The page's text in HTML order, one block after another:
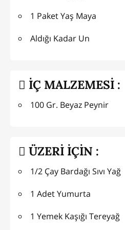
1 Paket Yaş Maya
Aldığı Kadar Un
İÇ MALZEMESİ :
100 Gr. Beyaz Peynir
ÜZERİ İÇİN :
1/2 Çay Bardağı Sıvı Yağ
1 Adet Yumurta
1 Yemek Kaşığı Tereyağ